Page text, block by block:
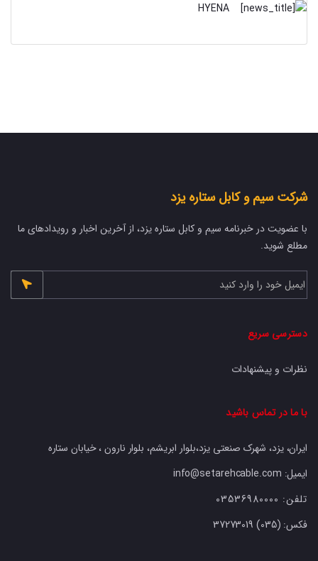
HYENA
شرکت سیم و کابل ستاره یزد
با عضویت در خبرنامه سیم و کابل ستاره یزد، از آخرین اخبار و رویدادهای ما
مطلع شوید.
دسترسی سریع
نظرات و پیشنهادات
با ما در تماس باشید
ایران، یزد، شهرک صنعتی یزد،بلوار ابریشم، بلوار نارون ، خیابان ستاره
ایمیل: info@setarehcable.com
تلفن: 03536980000
فکس: 37273019 (035)